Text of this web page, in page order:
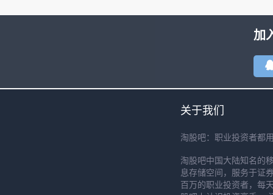
加
关于我们
淘股吧：职业投资者都
淘股吧中国大陆知名的
息存储空间，服务于证
百万的职业投资者，每